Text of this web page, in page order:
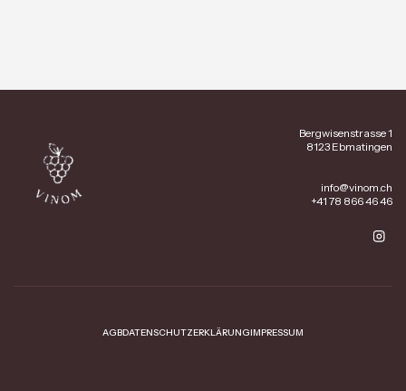
Bergwisenstrasse 1
8123 Ebmatingen
info@vinom.ch
+41 78 866 46 46
AGBDATENSCHUTZERKLÄRUNGIMPRESSUM